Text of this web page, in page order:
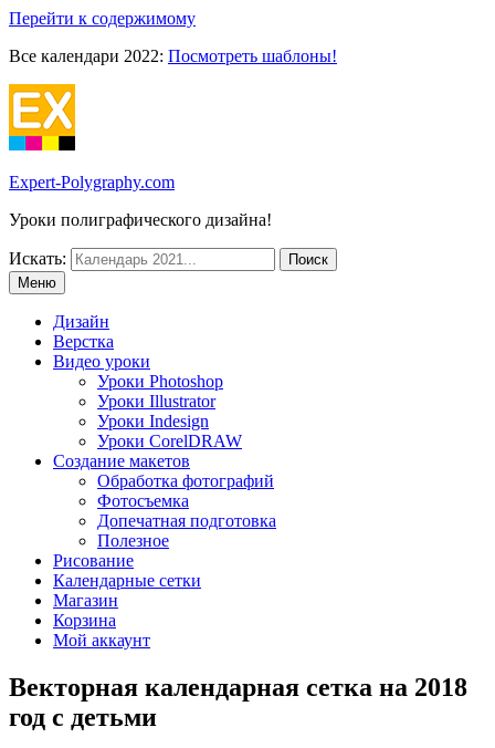
Перейти к содержимому
Все календари 2022: Посмотреть шаблоны!
Expert-Polygraphy.com
Уроки полиграфического дизайна!
Искать:
Меню
Дизайн
Верстка
Видео уроки
Уроки Photoshop
Уроки Illustrator
Уроки Indesign
Уроки CorelDRAW
Создание макетов
Обработка фотографий
Фотосъемка
Допечатная подготовка
Полезное
Рисование
Календарные сетки
Магазин
Корзина
Мой аккаунт
Векторная календарная сетка на 2018
год с детьми